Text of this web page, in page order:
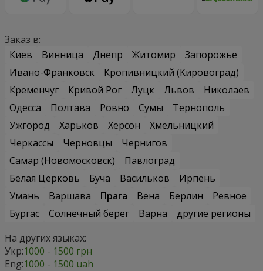
Заказ в:
Киев
Винница Днепр Житомир
Запорожье
Ивано-Франковск
Кропивницкий (Кировоград)
Кременчуг
Кривой Рог Луцк Львов
Николаев
Одесса
Полтава Ровно Сумы
Тернополь
Ужгород
Харьков Херсон
Хмельницкий
Черкассы
Черновцы
Чернигов
Самар (Новомосковск)
Павлоград
Белая Церковь
Буча Васильков
Ирпень
Умань
Варшава Прага Вена Берлин
Ревное
Бургас
Солнечный берег Варна
другие регионы
На других языках:
Укр:1000 - 1500 грн
Eng:1000 - 1500 uah